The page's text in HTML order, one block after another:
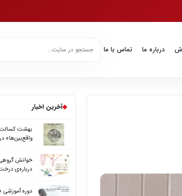
درباره ما تماس با ما
◆آخرین اخبار
بهشت
واقع‌بین‌ها»
خوانش
درباره‌ی
دوره آموزشی